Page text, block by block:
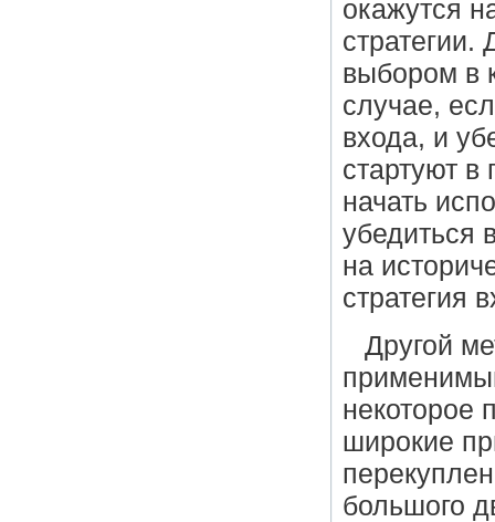
окажутся
стратегии.
выбором в
случае,
входа, и
стартуют
начать
убедиться
на
стратегия
Другой
некоторое
широкие
большого